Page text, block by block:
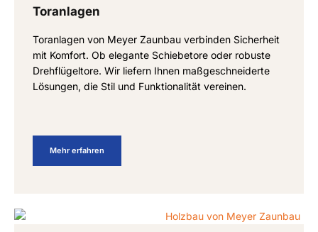
Toranlagen
Toranlagen von Meyer Zaunbau verbinden Sicherheit
mit Komfort. Ob elegante Schiebetore oder robuste
Drehflügeltore. Wir liefern Ihnen maßgeschneiderte
Lösungen, die Stil und Funktionalität vereinen.
Mehr erfahren